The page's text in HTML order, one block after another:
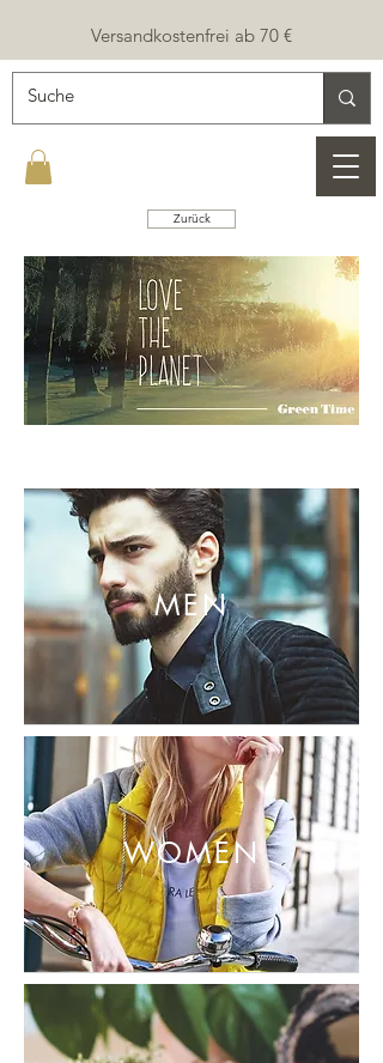
Versandkostenfrei ab 70 €
Zurück
MEN
WOMEN